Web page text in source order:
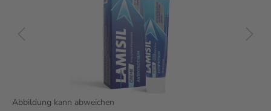
Abbildung kann abweichen